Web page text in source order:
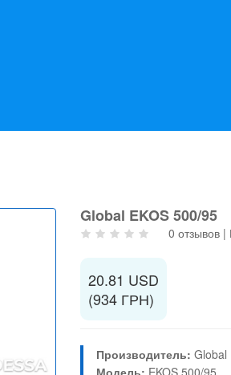
Global EKOS 500/95
0 отзывов |
20.81 USD
(934 ГРН)
Производитель: Global
Модель: EKOS 500/95